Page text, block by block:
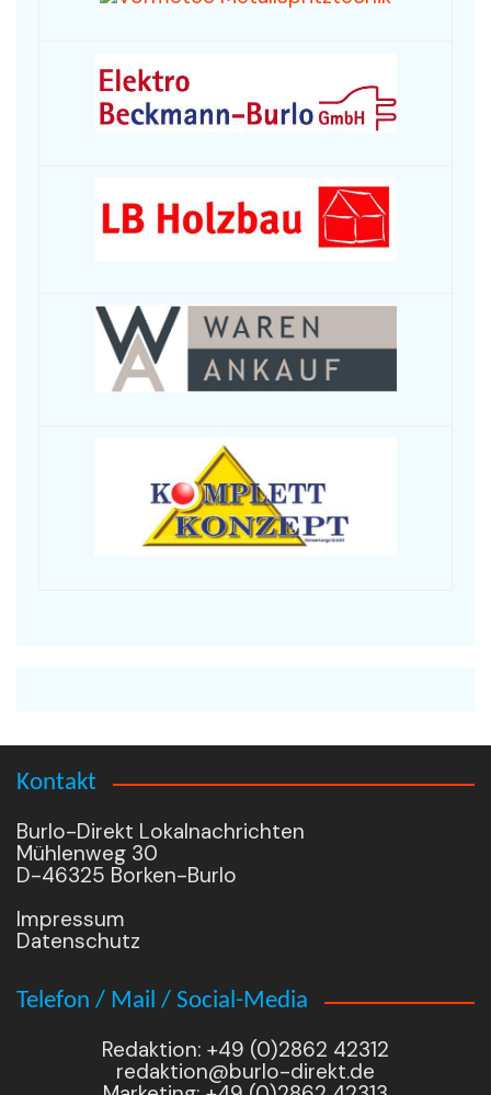
Kontakt
Burlo-Direkt Lokalnachrichten
Mühlenweg 30
D-46325 Borken-Burlo
Impressum
Datenschutz
Telefon / Mail / Social-Media
Redaktion: +49 (0)2862 42312
redaktion@burlo-direkt.de